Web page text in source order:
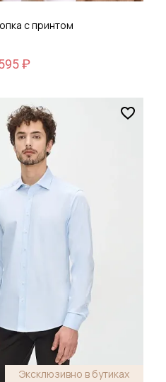
с принтом
₽
в корзину
Эксклюзивно в бутиках